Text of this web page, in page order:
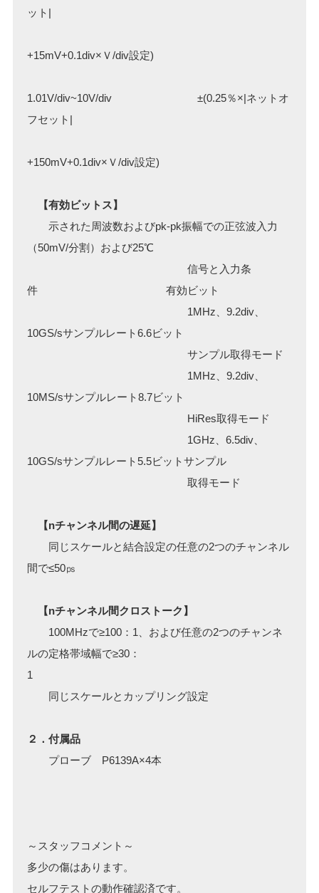
ット|
+15mV+0.1div×Ｖ/div設定)
1.01V/div~10V/div ±(0.25％×|ネットオ
フセット|
+150mV+0.1div×Ｖ/div設定)
【有効ビットス】
示された周波数およびpk-pk振幅での正弦波入力
（50mV/分割）および25℃
信号と入力条
件 有効ビット
1MHz、9.2div、
10GS/sサンプルレート6.6ビット
サンプル取得モード
1MHz、9.2div、
10MS/sサンプルレート8.7ビット
HiRes取得モード
1GHz、6.5div、
10GS/sサンプルレート5.5ビットサンプル
取得モード
【nチャンネル間の遅延】
同じスケールと結合設定の任意の2つのチャンネル
間で≤50㎰
【nチャンネル間クロストーク】
100MHzで≥100：1、および任意の2つのチャンネ
ルの定格帯域幅で≥30：
1
同じスケールとカップリング設定
２．付属品
プローブ P6139A×4本
～スタッフコメント～
多少の傷はあります。
セルフテストの動作確認済です。